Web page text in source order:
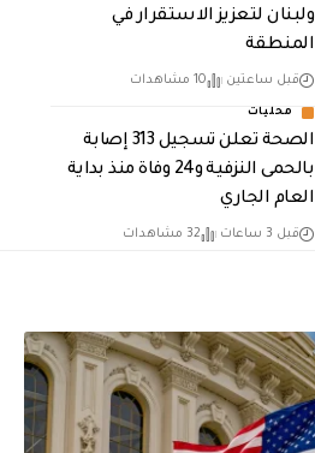
ولبنان لتعزيز الاستقرار في
المنطقة
قبل ساعتين 10 مشاهدات
محليات
الصحة تعلن تسجيل 313 إصابة
بالحمى النزفية و24 وفاة منذ بداية
العام الجاري
قبل 3 ساعات 32 مشاهدات